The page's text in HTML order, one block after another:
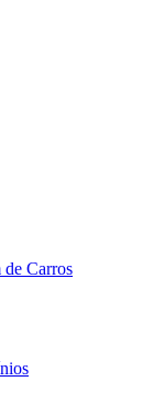
de Carros